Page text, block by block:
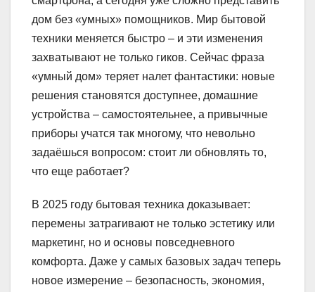
дом без «умных» помощников. Мир бытовой
техники меняется быстро – и эти изменения
захватывают не только гиков. Сейчас фраза
«умный дом» теряет налет фантастики: новые
решения становятся доступнее, домашние
устройства – самостоятельнее, а привычные
приборы учатся так многому, что невольно
задаёшься вопросом: стоит ли обновлять то,
что еще работает?
В 2025 году бытовая техника доказывает:
перемены затрагивают не только эстетику или
маркетинг, но и основы повседневного
комфорта. Даже у самых базовых задач теперь
новое измерение – безопасность, экономия,